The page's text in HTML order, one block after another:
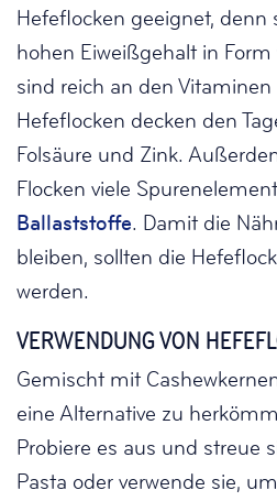
Hefeflocken geeignet, denn
hohen Eiweißgehalt in
sind reich an den Vitaminen
Hefeflocken decken den
Folsäure und Zink.
Flocken viele
Ballaststoffe. Damit die
bleiben, sollten die
werden.
VERWENDUNG VON
Gemischt mit
eine Alternative zu
Probiere es aus und streue
Pasta oder verwende sie,